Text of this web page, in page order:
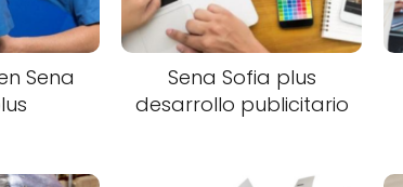
Sena
Sena Sofia plus
desarrollo publicitario